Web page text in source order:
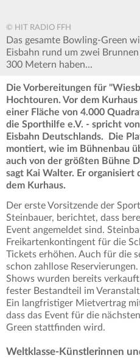
© HIT RADIO FFH
Das gesamte Bowling-Green
Eisbahn rund um zwei
300 Metern haben...
Die Vorbereitungen für
Hochtouren. Vor dem
einer Fläche von 4.000
die Sporthilfe e.V. - spricht
Eisbahn Deutschlands. Die
montiert, wie im Bühnenbau
auch von der größten Bühne
sagt Kai Walter. Er
dem Kurhaus.
Der erste Vorsitzende der
Steinbauer, berichtet, dass
Event angemeldet sind.
Freikartenkontingent für die
Tickets erhöhen. Auch für die
schon zahllose
Shows wurden bereits
fester Bestandteil im
Ein langfristiger Mietvertrag
dass das Event für die
Green stattfinden wird.
Weltklasse-Künstlerinnen